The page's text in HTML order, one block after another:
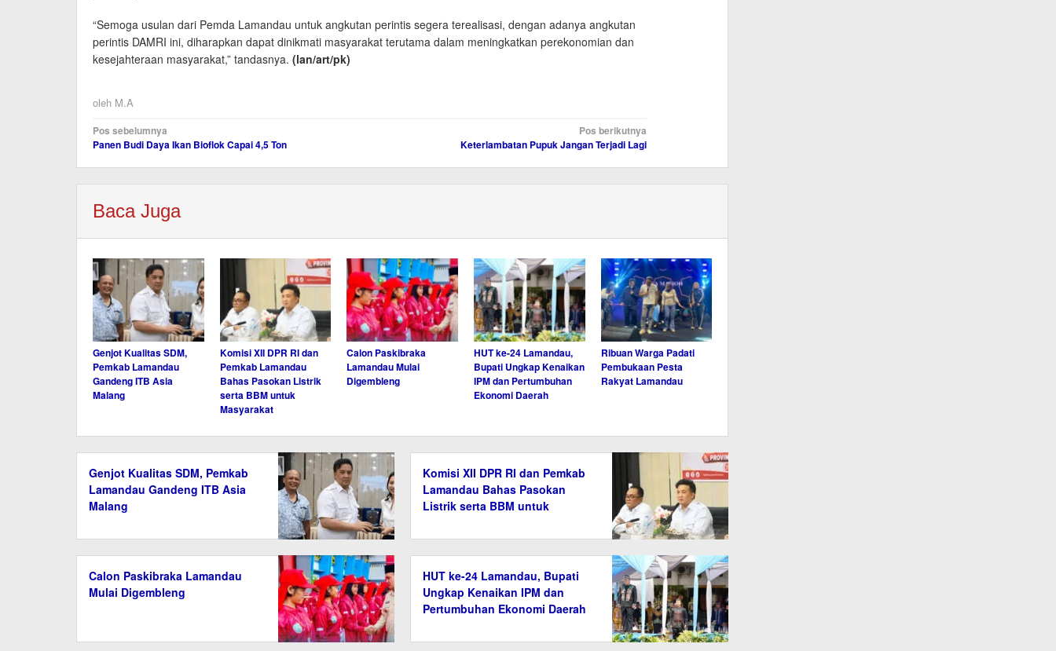
“Semoga usulan dari Pemda Lamandau untuk angkutan perintis segera terealisasi, dengan adanya angkutan
perintis DAMRI ini, diharapkan dapat dinikmati masyarakat terutama dalam meningkatkan perekonomian dan
kesejahteraan masyarakat,” tandasnya. (lan/art/pk)
oleh M.A
Navigasi
pos
Pos sebelumnya
Panen Budi Daya Ikan Bioflok Capai 4,5 Ton
Pos berikutnya
Keterlambatan Pupuk Jangan Terjadi Lagi
Baca Juga
Genjot Kualitas SDM,
Pemkab Lamandau
Gandeng ITB Asia
Malang
Komisi XII DPR RI dan
Pemkab Lamandau
Bahas Pasokan Listrik
serta BBM untuk
Masyarakat
Calon Paskibraka
Lamandau Mulai
Digembleng
HUT ke-24 Lamandau,
Bupati Ungkap Kenaikan
IPM dan Pertumbuhan
Ekonomi Daerah
Ribuan Warga Padati
Pembukaan Pesta
Rakyat Lamandau
Genjot Kualitas SDM, Pemkab
Lamandau Gandeng ITB Asia
Malang
Komisi XII DPR RI dan Pemkab
Lamandau Bahas Pasokan
Listrik serta BBM untuk
Calon Paskibraka Lamandau
Mulai Digembleng
HUT ke-24 Lamandau, Bupati
Ungkap Kenaikan IPM dan
Pertumbuhan Ekonomi Daerah